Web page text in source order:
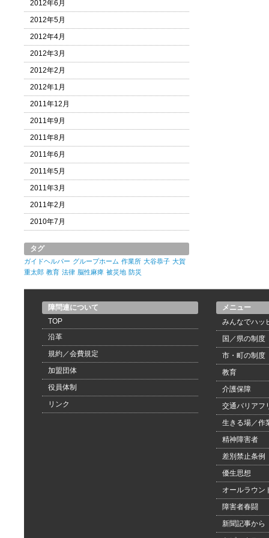
2012年6月
2012年5月
2012年4月
2012年3月
2012年2月
2012年1月
2011年12月
2011年9月
2011年8月
2011年6月
2011年5月
2011年3月
2011年2月
2010年7月
タグ
ガイドヘルパー グループホーム 作業所 大谷恭子 大賀
重太郎 教育 法律 脳性麻痺 被災地 防災
障問連について
TOP
沿革
規約／会費規定
加盟団体
役員体制
リンク
メニュー
みんなでハッ
国／県の制度
市・町の制度
教育
介護保障
交通バリアフ
生きる場／作
精神障害者
差別禁止条例
優生思想
オールラウン
障害者春闘
新聞記事から